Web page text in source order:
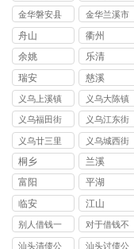
司
讨债公司
金华磐安县
讨债公司
金华兰溪市
讨债公司
舟山 衢州
余姚 乐清
瑞安
慈溪
义乌上溪镇
讨债公司
义乌大陈镇
讨债公司
义乌福田街
道讨债公司
义乌江东街
道讨债公司
义乌廿三里
街道讨债公
司
义乌城西街
道讨债公司
桐乡
兰溪
富阳
平湖
临安
江山
别人借钱一
直不还怎么
对于借钱不
还的人怎么
汕头清债公
汕头讨债公